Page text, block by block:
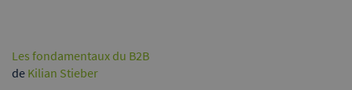
Les fondamentaux du B2B
de Kilian Stieber